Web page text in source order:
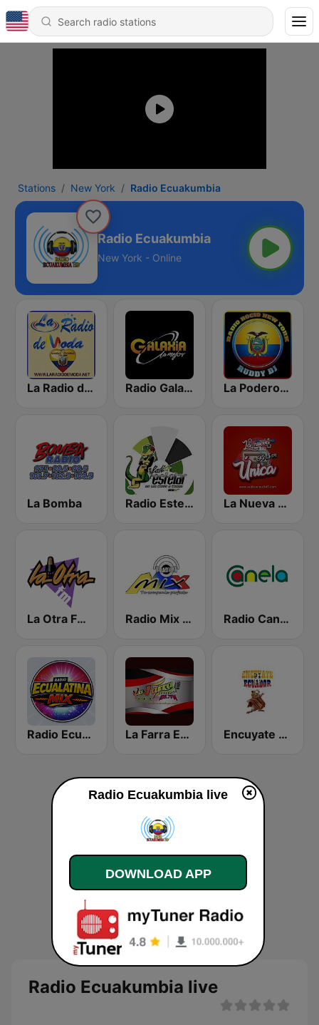
Stations New York Radio Ecuakumbia
Radio Ecuakumbia
New York - Online
La Radio de Moda Radio Galaxia La Poderosa Rocio NY
La Bomba Radio Estelar 99.3 FM La Nueva Unica 94.5 FM
La Otra FM - Quito Radio Mix Ecuador Radio Canela Tungurahua
Radio Ecua Latina Mix La Farra Estación 103.7 FM Encuyate Ecuador
Radio Ecuakumbia live
Radio Ecuakumbia live
DOWNLOAD APP